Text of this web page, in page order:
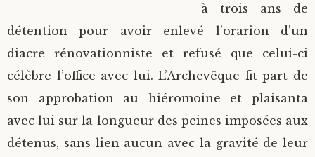
à trois ans de
détention pour avoir enlevé l’orarion d’un
diacre rénovationniste et refusé que celui-ci
célèbre l’office avec lui. L’Archevêque fit part de
son approbation au hiéromoine et plaisanta
avec lui sur la longueur des peines imposées aux
détenus, sans lien aucun avec la gravité de leur